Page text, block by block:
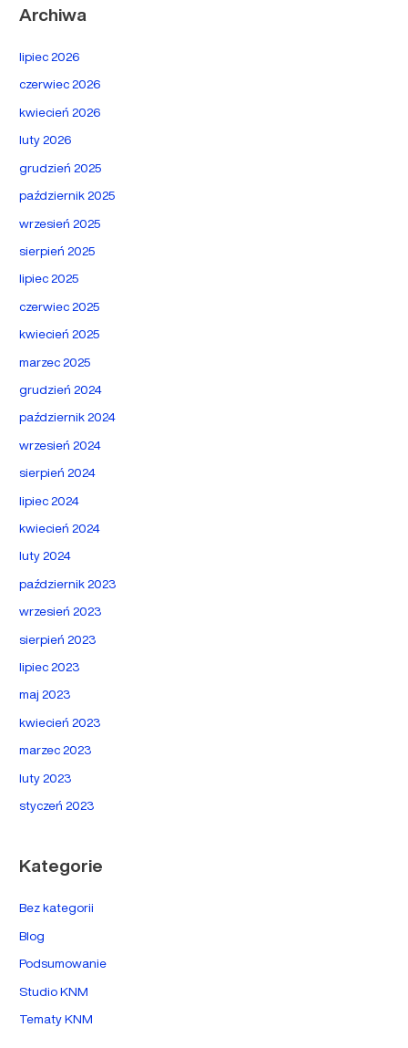
Archiwa
lipiec 2026
czerwiec 2026
kwiecień 2026
luty 2026
grudzień 2025
październik 2025
wrzesień 2025
sierpień 2025
lipiec 2025
czerwiec 2025
kwiecień 2025
marzec 2025
grudzień 2024
październik 2024
wrzesień 2024
sierpień 2024
lipiec 2024
kwiecień 2024
luty 2024
październik 2023
wrzesień 2023
sierpień 2023
lipiec 2023
maj 2023
kwiecień 2023
marzec 2023
luty 2023
styczeń 2023
Kategorie
Bez kategorii
Blog
Podsumowanie
Studio KNM
Tematy KNM